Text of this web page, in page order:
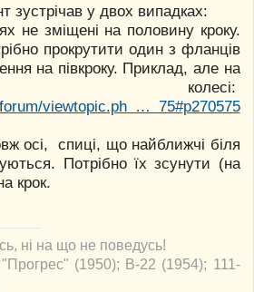
зустрічав у двох випадках:
не зміщені на половину кроку.
прокрутити один з фланців
на півкроку. Приклад, але на
колесі:
viewtopic.ph … 75#p270575
осі, спиці, що найближчі біля
Потрібно їх зсунути (на
крок.
ні на що не поведусь!
(1950); В-22 (1954); 111-